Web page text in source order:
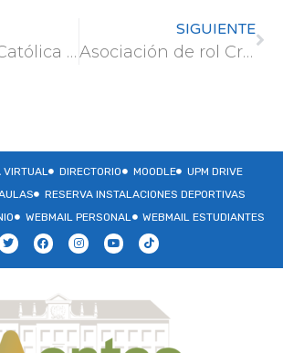
Asociación Católica Antorcha
SIGUIENTE
Asociación de rol Crinos
DIRECTORIO MOODLE
UPM DRIVE
RESERVA INSTALACIONES DEPORTIVAS
WEBMAIL PERSONAL WEBMAIL ESTUDIANTES